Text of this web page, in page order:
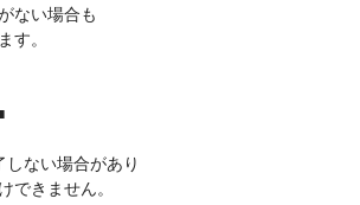
ない場合も
す。
ない場合があり
できません。